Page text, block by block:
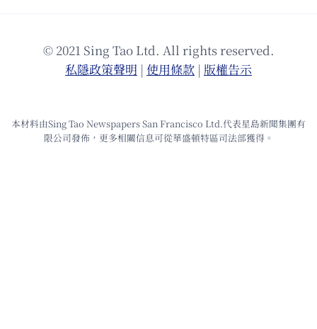
© 2021 Sing Tao Ltd. All rights reserved.
私隱政策聲明 | 使⽤條款 | 版權告⽰
本材料由Sing Tao Newspapers San Francisco Ltd.代表星島新聞集團有
限公司發佈，更多相關信息可從華盛頓特區司法部獲得。